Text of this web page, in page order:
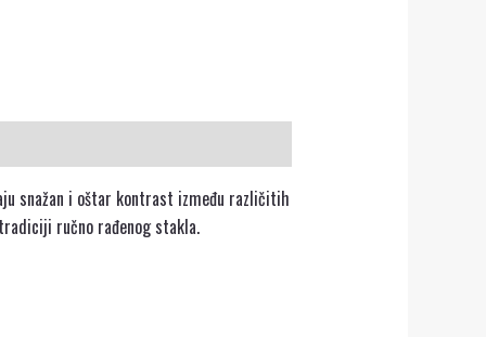
snažan i oštar kontrast između različitih
ručno rađenog stakla.